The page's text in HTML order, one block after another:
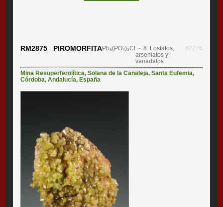
RM2875 PIROMORFITAPb₅(PO₄)₃Cl
- 8. Fosfatos,
arseniatos y
vanadatos
#2276
Mina Resuperferolítica,Solana de la Canaleja,Santa Eufemia,
Córdoba,Andalucía, España